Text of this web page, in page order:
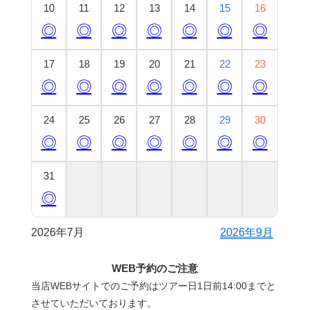
WEB予約のご注意
当店WEBサイトでのご予約はツアー日1日前14:00までと
させていただいております。
10
◎
11
◎
12
◎
13
◎
14
◎
15
◎
16
◎
17
◎
18
◎
19
◎
20
◎
21
◎
22
◎
23
◎
24
◎
25
◎
26
◎
27
◎
28
◎
29
◎
30
◎
31
◎
2026年7月 2026年9月